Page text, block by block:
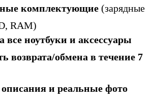
комплектующие (зарядные
RAM)
все ноутбуки и аксессуары
возврата/обмена в течение 7
и реальные фото